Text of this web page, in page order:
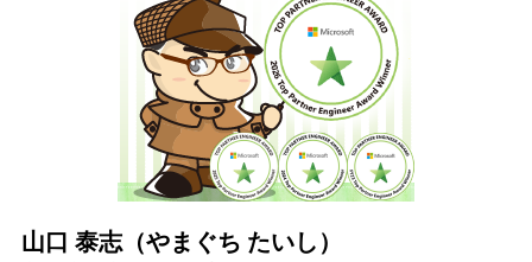
山口 泰志（やまぐち たいし）